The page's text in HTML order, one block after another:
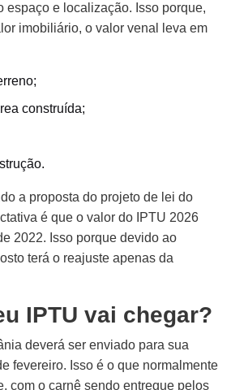
espaço e localização. Isso porque,
imobiliário, o valor venal leva em
construída;
a proposta do projeto de lei do
é que o valor do IPTU 2026
2022. Isso porque devido ao
terá o reajuste apenas da
IPTU vai chegar?
deverá ser enviado para sua
fevereiro. Isso é o que normalmente
com o carnê sendo entregue pelos